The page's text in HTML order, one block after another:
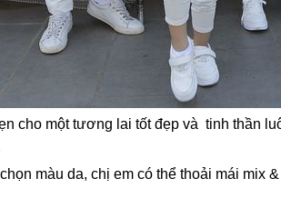
cho một tương lai tốt đẹp và tinh thần
màu da, chị em có thể thoải mái mix